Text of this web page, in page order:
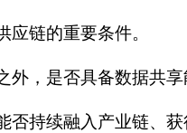
链的重要条件。
，是否具备数据共
持续融入产业链、获